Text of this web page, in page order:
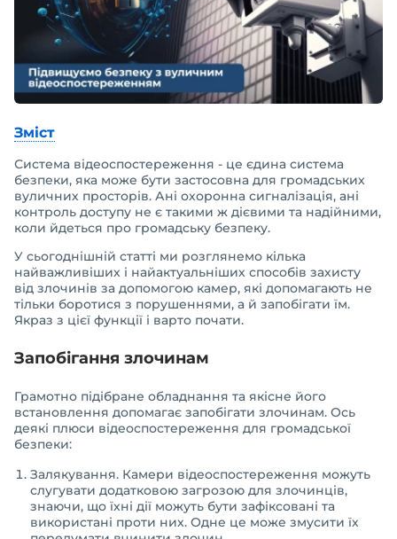
Зміст
Система відеоспостереження - це єдина система
безпеки, яка може бути застосовна для громадських
вуличних просторів. Ані охоронна сигналізація, ані
контроль доступу не є такими ж дієвими та надійними,
коли йдеться про громадську безпеку.
У сьогоднішній статті ми розглянемо кілька
найважливіших і найактуальніших способів захисту
від злочинів за допомогою камер, які допомагають не
тільки боротися з порушеннями, а й запобігати їм.
Якраз з цієї функції і варто почати.
Запобігання злочинам
Грамотно підібране обладнання та якісне його
встановлення допомагає запобігати злочинам. Ось
деякі плюси відеоспостереження для громадської
безпеки:
Залякування. Камери відеоспостереження можуть
слугувати додатковою загрозою для злочинців,
знаючи, що їхні дії можуть бути зафіксовані та
використані проти них. Одне це може змусити їх